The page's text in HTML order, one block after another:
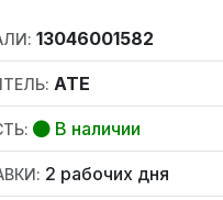
13046001582
ATE
В наличии
2 рабочих дня